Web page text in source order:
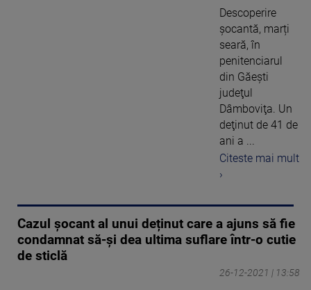
Descoperire
şocantă, marți
seară, în
penitenciarul
din Găeşti
judeţul
Dâmboviţa. Un
deţinut de 41 de
ani a ...
Citeste mai mult
›
Cazul șocant al unui deținut care a ajuns să fie
condamnat să-și dea ultima suflare într-o cutie
de sticlă
26-12-2021 | 13:58